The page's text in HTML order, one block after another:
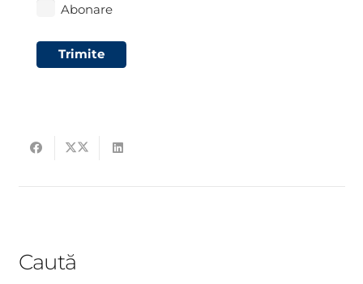
Abonare
Trimite
Caută